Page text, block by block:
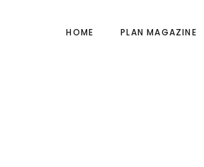
HOME PLAN MAGAZINE